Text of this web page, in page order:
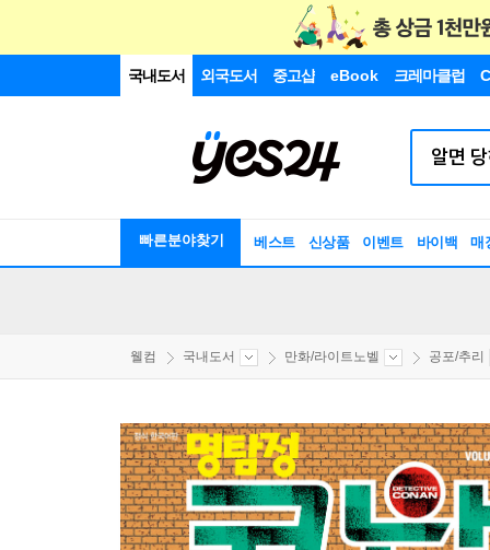
국내도서 외국도서 중고샵 eBook 크레마클럽
빠른분야찾기 베스트 신상품 이벤트 바이백 매
웰컴 국내도서 만화/라이트노벨 공포/추리